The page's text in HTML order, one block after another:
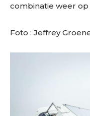
combinatie weer
Foto : Jeffrey